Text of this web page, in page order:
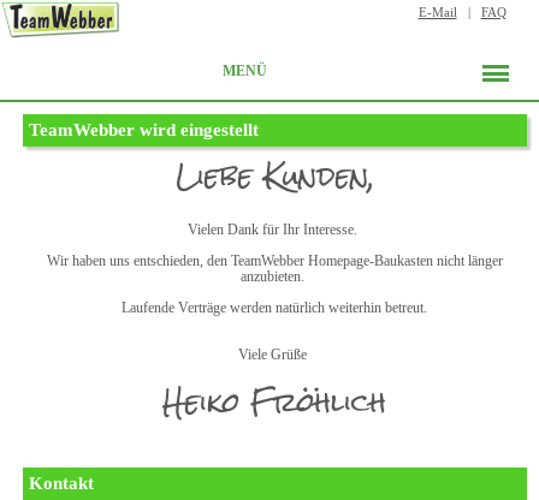
E-Mail FAQ
MENÜ
TeamWebber wird eingestellt
Liebe Kunden,
Vielen Dank für Ihr Interesse.
Wir haben uns entschieden, den TeamWebber Homepage-Baukasten nicht länger
anzubieten.
Laufende Verträge werden natürlich weiterhin betreut.
Viele Grüße
Heiko Fröhlich
Kontakt